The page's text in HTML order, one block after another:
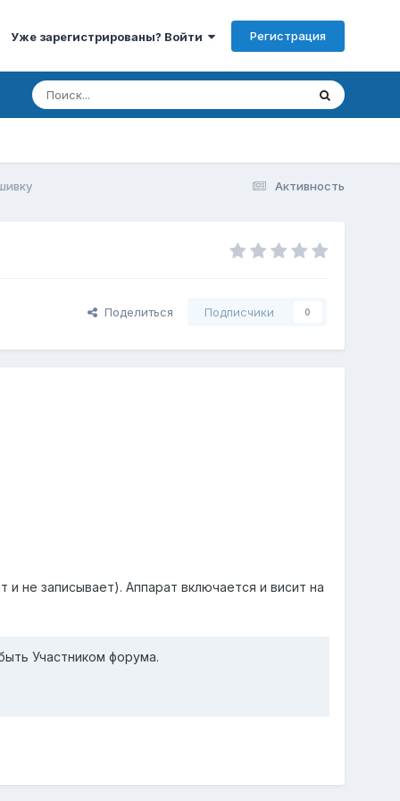
Уже зарегистрированы? Войти Регистрация
Активность
Поделиться Подписчики 0
не записывает). Аппарат включается и висит на
Участником форума.